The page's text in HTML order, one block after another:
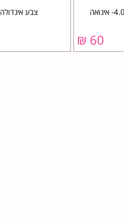
60 ₪
צבע אינדולה 9.0+